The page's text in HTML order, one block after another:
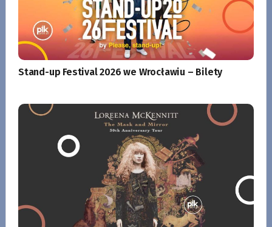
Stand-up Festival 2026 we Wrocławiu – Bilety